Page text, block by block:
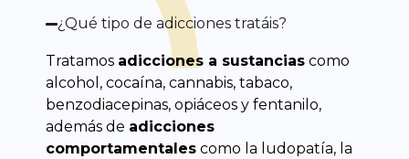
¿Qué tipo de adicciones tratáis?
Tratamos adicciones a sustancias como
alcohol, cocaína, cannabis, tabaco,
benzodiacepinas, opiáceos y fentanilo,
además de adicciones
comportamentales como la ludopatía, la